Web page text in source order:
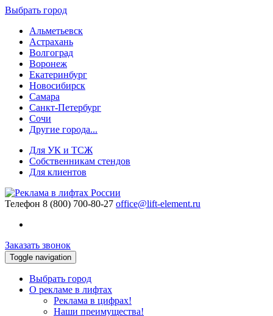
Выбрать город
Альметьевск
Астрахань
Волгоград
Воронеж
Екатеринбург
Новосибирск
Самара
Санкт-Петербург
Сочи
Другие города...
Для УК и ТСЖ
Собственникам стендов
Для клиентов
Телефон 8 (800) 700-80-27 office@lift-element.ru
Заказать звонок
Toggle navigation
Выбрать город
О рекламе в лифтах
Реклама в цифрах!
Наши преимущества!